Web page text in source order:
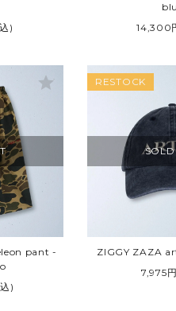
)
14,300
pant -
)
star RESTOCK
ZIGGY ZAZA
7,975